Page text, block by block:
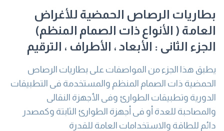
بطاريات الرصاص الحمضية للأغراض
العامة ( الأنواع ذات الصمام المنظم)
الجزء الثانى : الأبعاد ، الأطراف ، الترقيم
يطبق هذا الجزء من المواصفات على بطاريات الرصاص
الحمضية ذات الصمام المنظم والمستخدمة فى التطبيقات
الدورية وتطبيقات الطوارئ وفى الأجهزة النقالى
والمصاحبة للعدة أو فى أجهزة الطوارئ الثابتة وكمصدر
دائم للطاقة والاستخدامات العامة للقدرة